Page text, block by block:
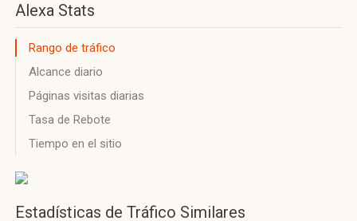
Alexa Stats
Rango de tráfico
Alcance diario
Páginas visitas diarias
Tasa de Rebote
Tiempo en el sitio
Estadísticas de Tráfico Similares